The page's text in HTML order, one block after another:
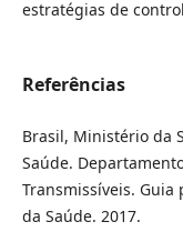
estratégias de
Referências
Brasil, Ministério da
Saúde.
Transmissíveis.
da Saúde. 2017.